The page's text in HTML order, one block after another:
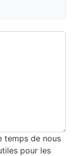
temps de nous
pour les